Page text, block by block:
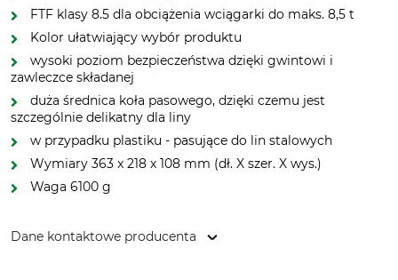
FTF klasy 8.5 dla obciążenia wciągarki do maks. 8,5 t
Kolor ułatwiający wybór produktu
wysoki poziom bezpieczeństwa dzięki gwintowi i
zawleczce składanej
duża średnica koła pasowego, dzięki czemu jest
szczególnie delikatny dla liny
w przypadku plastiku - pasujące do lin stalowych
Wymiary 363 x 218 x 108 mm (dł. X szer. X wys.)
Waga 6100 g
Dane kontaktowe producenta